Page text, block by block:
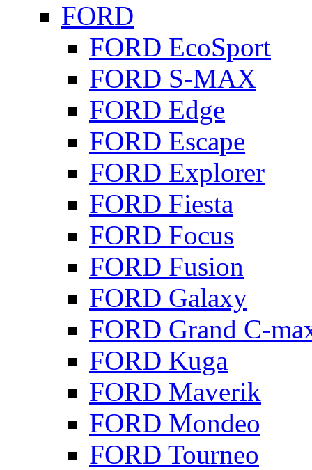
FORD
FORD EcoSport
FORD S-MAX
FORD Edge
FORD Escape
FORD Explorer
FORD Fiesta
FORD Focus
FORD Fusion
FORD Galaxy
FORD Grand C-
FORD Kuga
FORD Maverik
FORD Mondeo
FORD Tourneo